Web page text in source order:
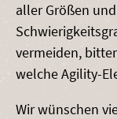
aller Größen
vermeiden,
welche Agility-
Wir wünschen